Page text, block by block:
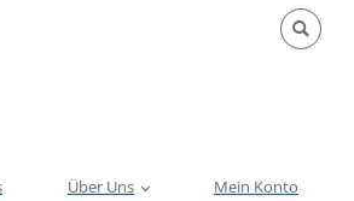
Über Uns Mein Konto